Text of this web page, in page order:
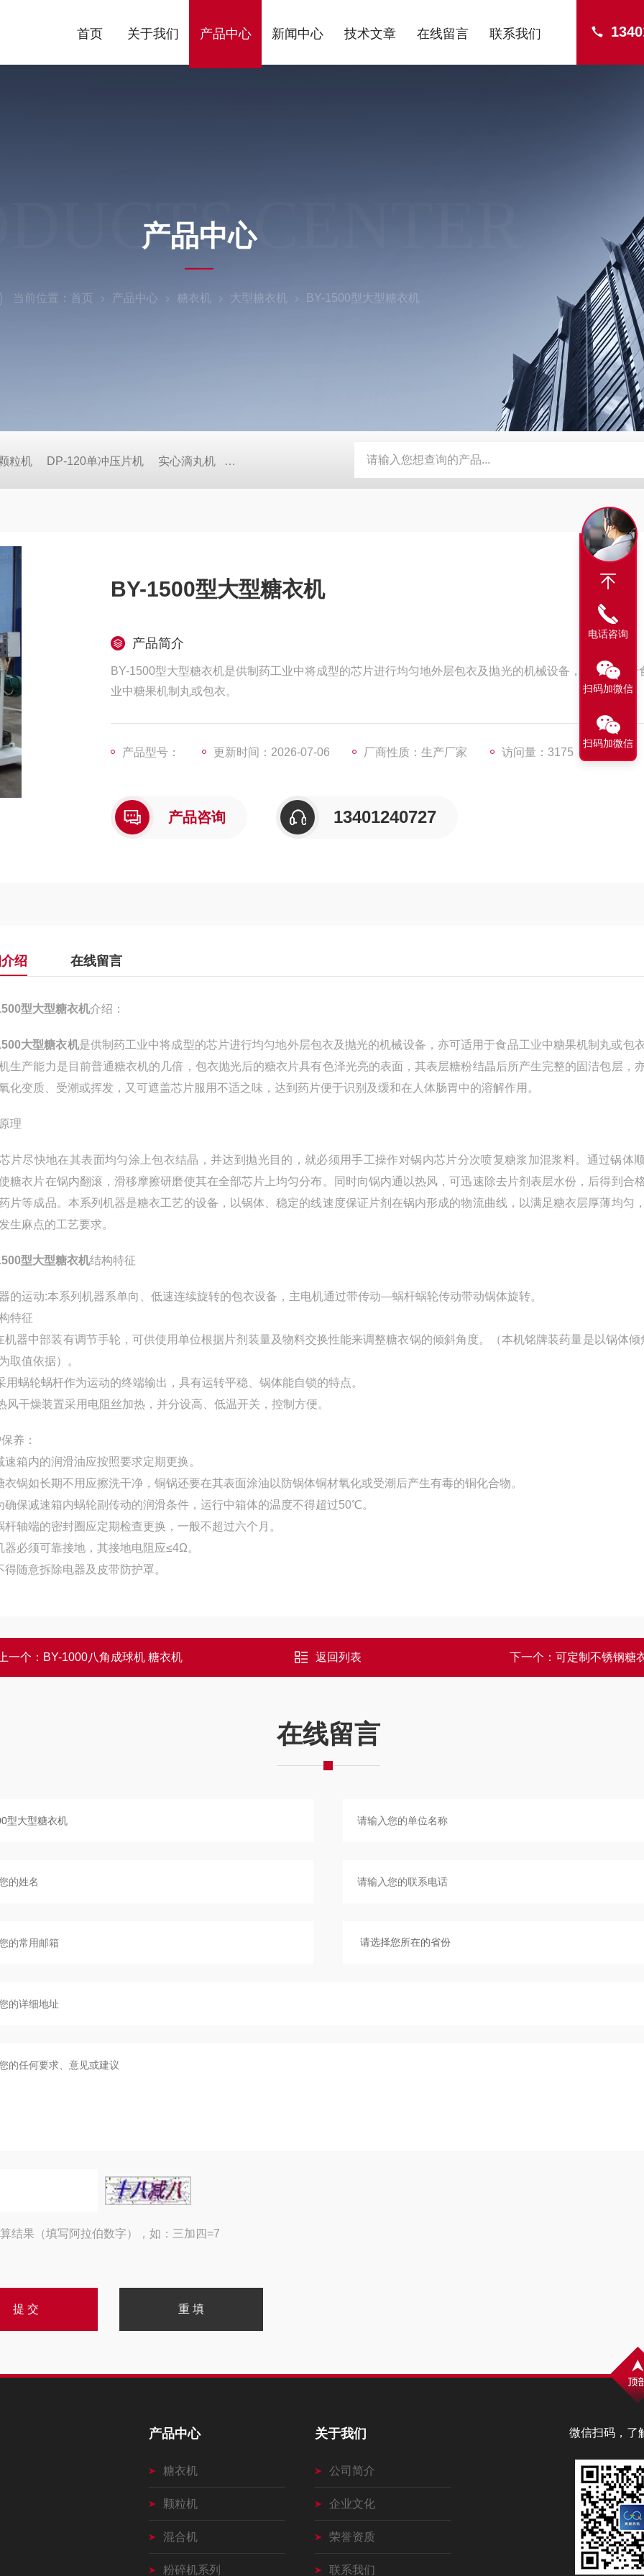
首页 关于我们 产品中心 新闻中心 技术文章 在线留言 联系我们
CENTER
产品中心
当前位置： 首页 产品中心 糖衣机 大型糖衣机 BY-1500型大型糖衣机
粒机 DP-120单冲压片机 实心滴丸机 BY荸荠式糖衣机 BY-800\BY-1000八角糖衣机 DW-1滴丸机
BY-1500型大型糖衣机
产品简介
BY-1500型大型糖衣机是供制药工业中将成型的芯片进行均匀地外层包衣及抛光的机械设备，亦可适用于
业中糖果机制丸或包衣。
产品型号： 更新时间：2026-07-06 厂商性质：生产厂家 访问量：3175
产品咨询 13401240727
绍 在线留言
型大型糖衣机介绍：
大型糖衣机是供制药工业中将成型的芯片进行均匀地外层包衣及抛光的机械设备，亦可适用于食品工业中糖果机制丸或包
生产能力是目前普通糖衣机的几倍，包衣抛光后的糖衣片具有色泽光亮的表面，其表层糖粉结晶后所产生完整的固洁包层，
化变质、受潮或挥发，又可遮盖芯片服用不适之味，达到药片便于识别及缓和在人体肠胃中的溶解作用。
理
片尽快地在其表面均匀涂上包衣结晶，并达到抛光目的，就必须用手工操作对锅内芯片分次喷复糖浆加混浆料。通过锅体
糖衣片在锅内翻滚，滑移摩擦研磨使其在全部芯片上均匀分布。同时向锅内通以热风，可迅速除去片剂表层水份，后得到合
片等成品。本系列机器是糖衣工艺的设备，以锅体、稳定的线速度保证片剂在锅内形成的物流曲线，以满足糖衣层厚薄均匀
生麻点的工艺要求。
型大型糖衣机结构特征
的运动:本系列机器系单向、低速连续旋转的包衣设备，主电机通过带传动—蜗杆蜗轮传动带动锅体旋转。
特征
机器中部装有调节手轮，可供使用单位根据片剂装量及物料交换性能来调整糖衣锅的倾斜角度。（本机铭牌装药量是以锅体倾
取值依据）。
用蜗轮蜗杆作为运动的终端输出，具有运转平稳、锅体能自锁的特点。
风干燥装置采用电阻丝加热，并分设高、低温开关，控制方便。
养：
速箱内的润滑油应按照要求定期更换。
衣锅如长期不用应擦洗干净，铜锅还要在其表面涂油以防锅体铜材氧化或受潮后产生有毒的铜化合物。
确保减速箱内蜗轮副传动的润滑条件，运行中箱体的温度不得超过50℃。
杆轴端的密封圈应定期检查更换，一般不超过六个月。
器必须可靠接地，其接地电阻应≤4Ω。
得随意拆除电器及皮带防护罩。
一个： BY-1000八角成球机 糖衣机 返回列表 下一个： 可定制不锈钢糖
在线留言
结果（填写阿拉伯数字），如：三加四=7
微信扫码，了
产品中心
糖衣机
颗粒机
混合机
粉碎机系列
关于我们
公司简介
企业文化
荣誉资质
联系我们
电话咨询
扫码加微信
扫码加微信